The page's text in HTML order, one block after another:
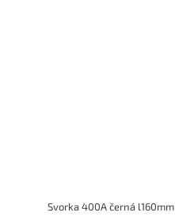
Svorka 400A černá l160mm